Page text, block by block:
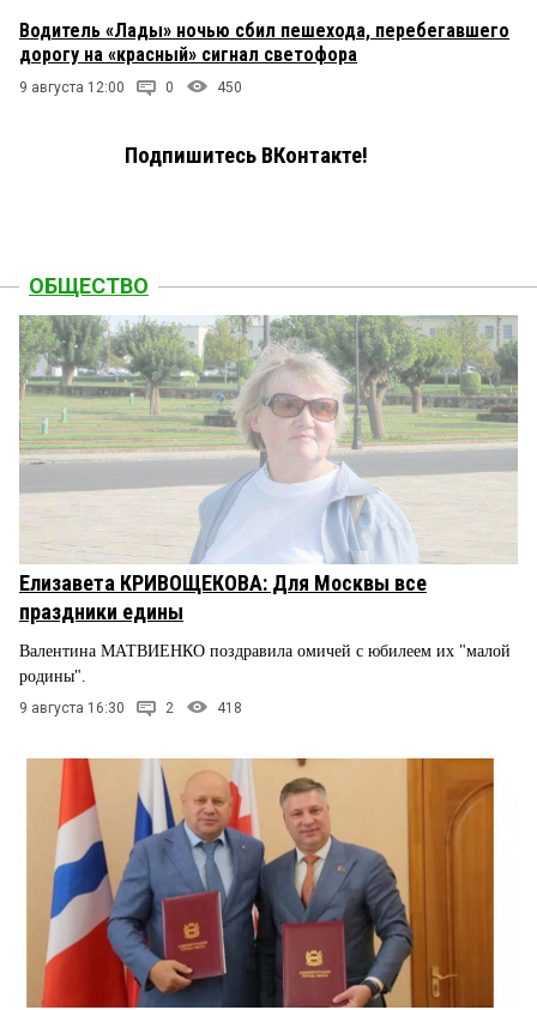
Водитель «Лады» ночью сбил пешехода, перебегавшего
дорогу на «красный» сигнал светофора
9 августа 12:00 0 450
Подпишитесь ВКонтакте!
ОБЩЕСТВО
Елизавета КРИВОЩЕКОВА: Для Москвы все
праздники едины
Валентина МАТВИЕНКО поздравила омичей с юбилеем их "малой
родины".
9 августа 16:30 2 418